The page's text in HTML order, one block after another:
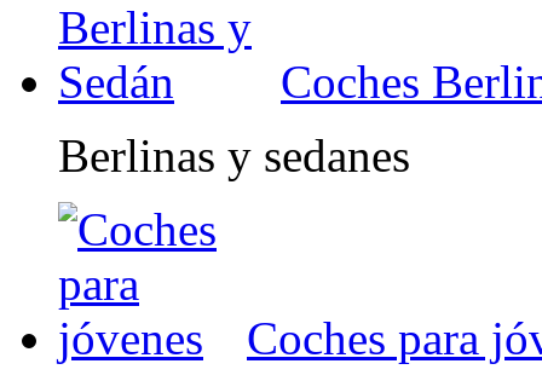
Coches
Berlinas y sedanes
Coches para